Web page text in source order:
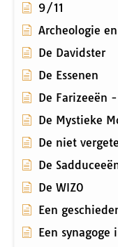
9/11
Archeologie
De Davidster
De Essenen
De Farizeeën
De Mystieke
De niet
De
De WIZO
Een
Een synagoge